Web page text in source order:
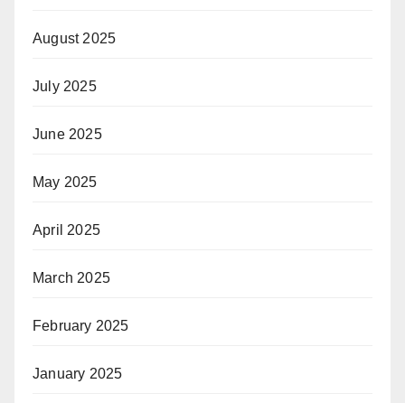
August 2025
July 2025
June 2025
May 2025
April 2025
March 2025
February 2025
January 2025